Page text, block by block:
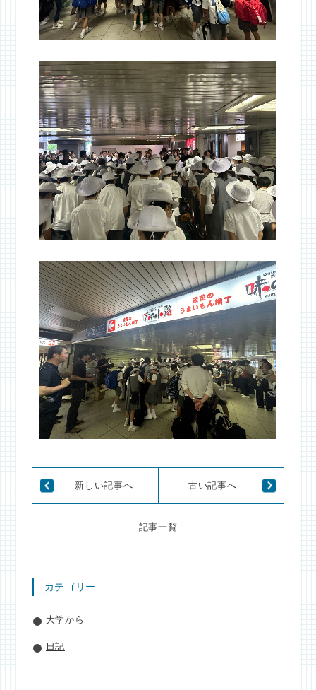
新しい記事へ
記事一覧
古い記事へ
カテゴリー
大学から
日記